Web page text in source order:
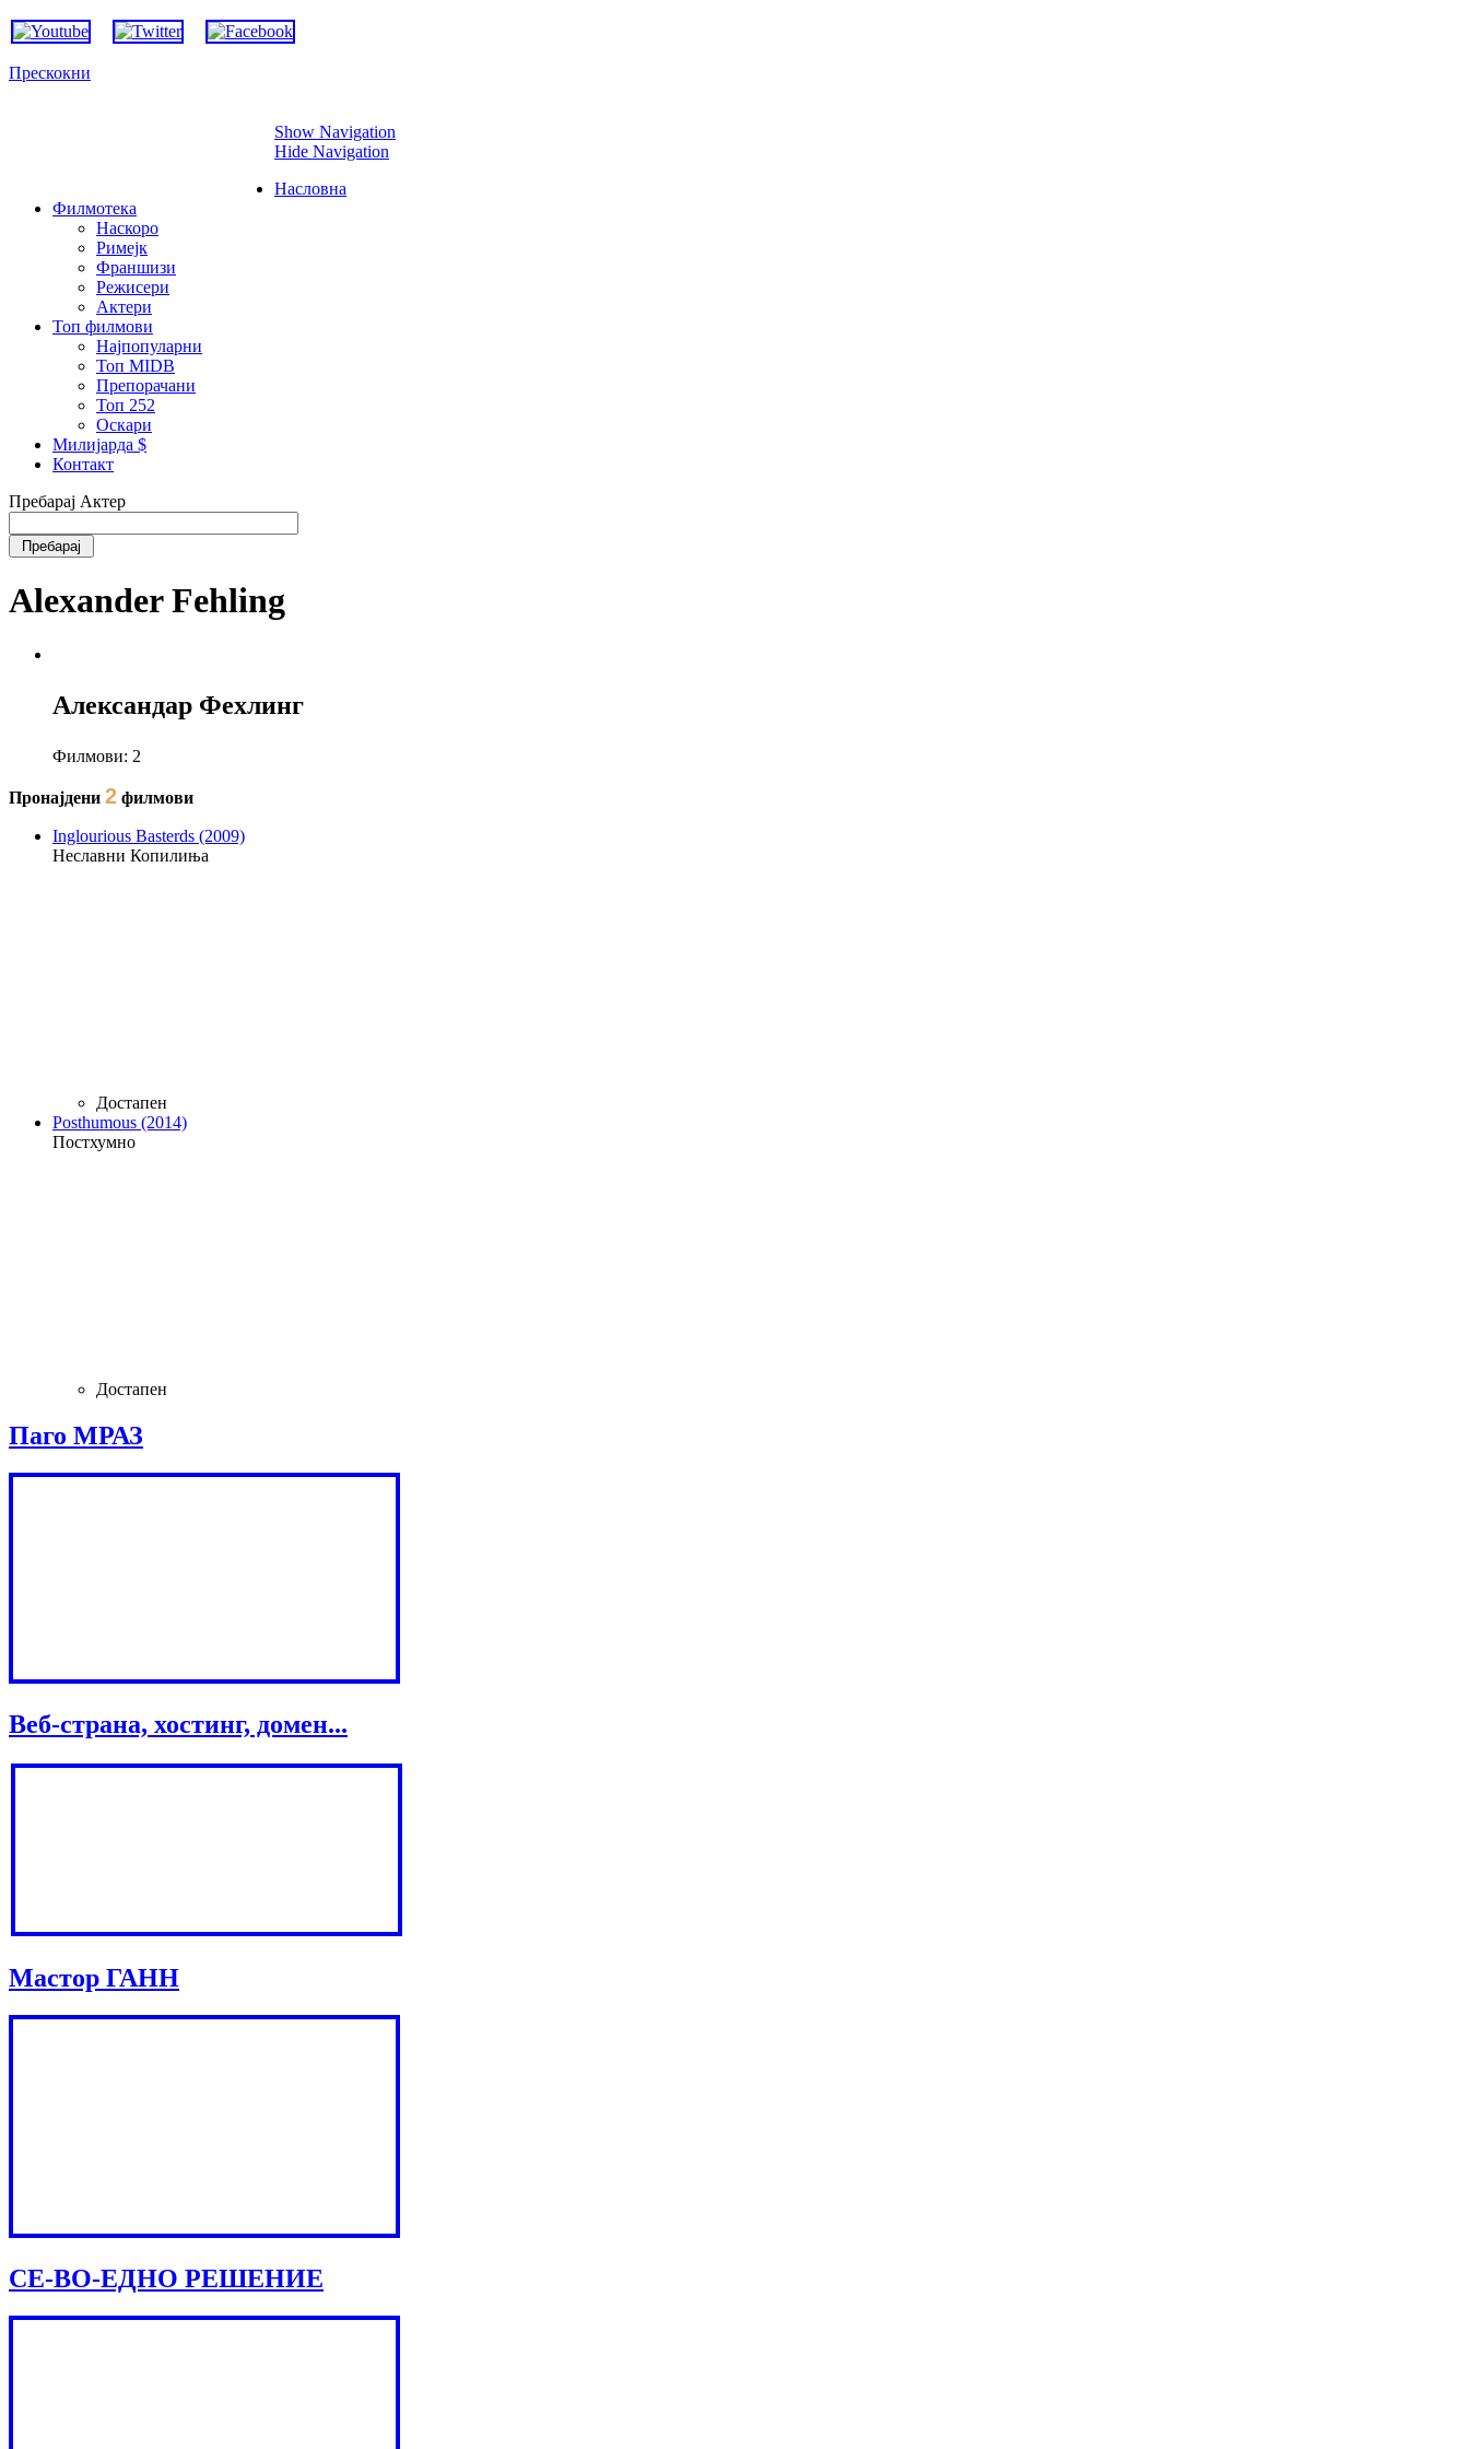
Прескокни
Show Navigation
Hide Navigation
Насловна
Филмотека
Наскоро
Римејк
Франшизи
Режисери
Актери
Топ филмови
Најпопуларни
Топ MIDB
Препорачани
Топ 252
Оскари
Милијарда $
Контакт
Пребарај Актер
Alexander Fehling
Александар Фехлинг
Филмови: 2
Пронајдени 2 филмови
Inglourious Basterds (2009)
Неславни Копилиња
Достапен
Posthumous (2014)
Постхумно
Достапен
Паго МРАЗ
Веб-страна, хостинг, домен...
Мастор ГАНН
СЕ-ВО-ЕДНО РЕШЕНИЕ